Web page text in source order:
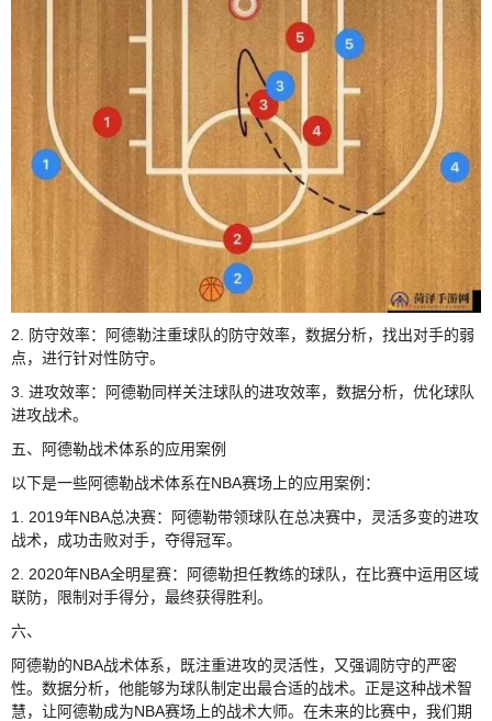
2. 防守效率：阿德勒注重球队的防守效率，数据分析，找出对手的弱
点，进行针对性防守。
3. 进攻效率：阿德勒同样关注球队的进攻效率，数据分析，优化球队
进攻战术。
五、阿德勒战术体系的应用案例
以下是一些阿德勒战术体系在NBA赛场上的应用案例：
1. 2019年NBA总决赛：阿德勒带领球队在总决赛中，灵活多变的进攻
战术，成功击败对手，夺得冠军。
2. 2020年NBA全明星赛：阿德勒担任教练的球队，在比赛中运用区域
联防，限制对手得分，最终获得胜利。
六、
阿德勒的NBA战术体系，既注重进攻的灵活性，又强调防守的严密
性。数据分析，他能够为球队制定出最合适的战术。正是这种战术智
慧，让阿德勒成为NBA赛场上的战术大师。在未来的比赛中，我们期